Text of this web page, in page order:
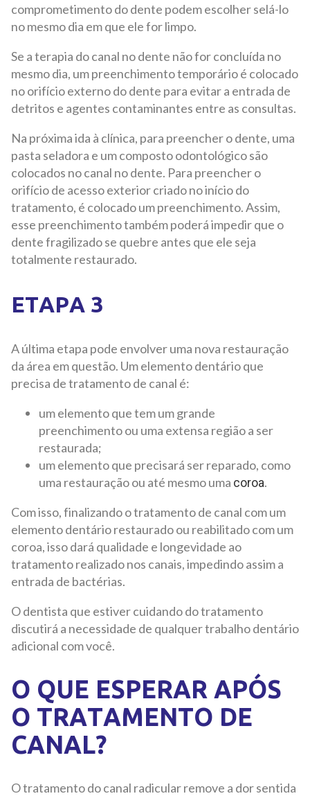
comprometimento do dente podem escolher selá-lo
no mesmo dia em que ele for limpo.
Se a terapia do canal no dente não for concluída no
mesmo dia, um preenchimento temporário é colocado
no orifício externo do dente para evitar a entrada de
detritos e agentes contaminantes entre as consultas.
Na próxima ida à clínica, para preencher o dente, uma
pasta seladora e um composto odontológico são
colocados no canal no dente. Para preencher o
orifício de acesso exterior criado no início do
tratamento, é colocado um preenchimento. Assim,
esse preenchimento também poderá impedir que o
dente fragilizado se quebre antes que ele seja
totalmente restaurado.
ETAPA 3
A última etapa pode envolver uma nova restauração
da área em questão. Um elemento dentário que
precisa de tratamento de canal é:
um elemento que tem um grande
preenchimento ou uma extensa região a ser
restaurada;
um elemento que precisará ser reparado, como
uma restauração ou até mesmo uma coroa.
Com isso, finalizando o tratamento de canal com um
elemento dentário restaurado ou reabilitado com um
coroa, isso dará qualidade e longevidade ao
tratamento realizado nos canais, impedindo assim a
entrada de bactérias.
O dentista que estiver cuidando do tratamento
discutirá a necessidade de qualquer trabalho dentário
adicional com você.
O QUE ESPERAR APÓS
O TRATAMENTO DE
CANAL?
O tratamento do canal radicular remove a dor sentida